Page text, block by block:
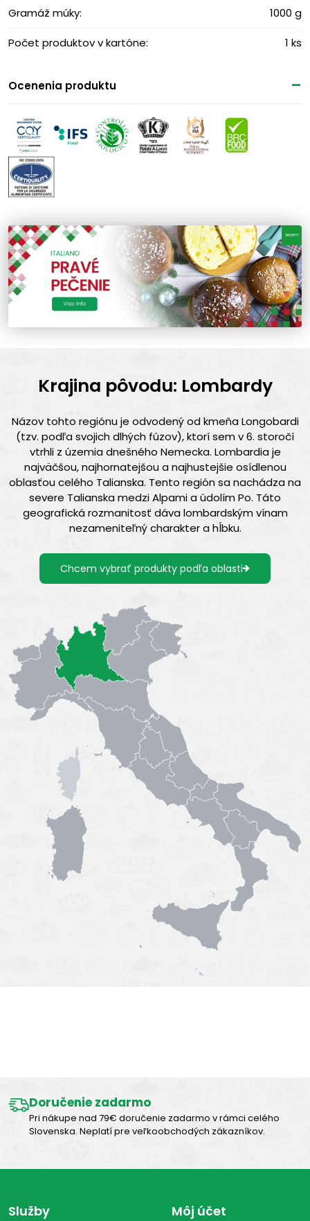
Gramáž múky: 1000 g
Počet produktov v kartóne: 1 ks
Ocenenia produktu
Krajina pôvodu: Lombardy
Názov tohto regiónu je odvodený od kmeňa Longobardi
(tzv. podľa svojich dlhých fúzov), ktorí sem v 6. storočí
vtrhli z územia dnešného Nemecka. Lombardia je
najväčšou, najhornatejšou a najhustejšie osídlenou
oblasťou celého Talianska. Tento región sa nachádza na
severe Talianska medzi Alpami a údolím Po. Táto
geografická rozmanitosť dáva lombardským vínam
nezameniteľný charakter a hĺbku.
Chcem vybrať produkty podľa oblasti
Doručenie zadarmo
Pri nákupe nad 79€ doručenie zadarmo v rámci celého
Slovenska. Neplatí pre veľkoobchodých zákazníkov.
Služby Môj účet